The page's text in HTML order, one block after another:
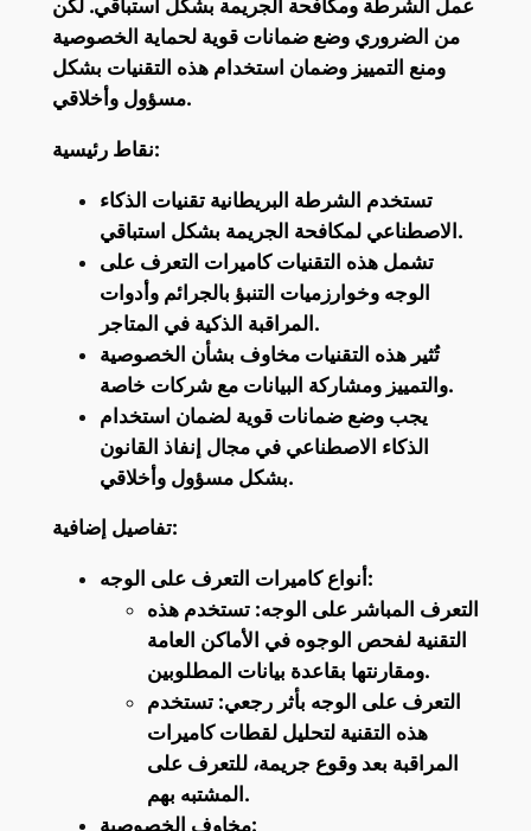
عمل الشرطة ومكافحة الجريمة بشكل استباقي. لكن
من الضروري وضع ضمانات قوية لحماية الخصوصية
ومنع التمييز وضمان استخدام هذه التقنيات بشكل
مسؤول وأخلاقي.
نقاط رئيسية:
تستخدم الشرطة البريطانية تقنيات الذكاء
الاصطناعي لمكافحة الجريمة بشكل استباقي.
تشمل هذه التقنيات كاميرات التعرف على
الوجه وخوارزميات التنبؤ بالجرائم وأدوات
المراقبة الذكية في المتاجر.
تُثير هذه التقنيات مخاوف بشأن الخصوصية
والتمييز ومشاركة البيانات مع شركات خاصة.
يجب وضع ضمانات قوية لضمان استخدام
الذكاء الاصطناعي في مجال إنفاذ القانون
بشكل مسؤول وأخلاقي.
تفاصيل إضافية:
أنواع كاميرات التعرف على الوجه:
التعرف المباشر على الوجه: تستخدم هذه
التقنية لفحص الوجوه في الأماكن العامة
ومقارنتها بقاعدة بيانات المطلوبين.
التعرف على الوجه بأثر رجعي: تستخدم
هذه التقنية لتحليل لقطات كاميرات
المراقبة بعد وقوع جريمة، للتعرف على
المشتبه بهم.
مخاوف الخصوصية: